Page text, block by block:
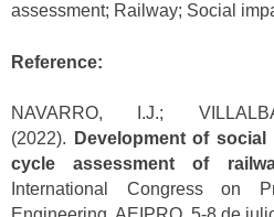
assessment; Railway; Social
Reference:
NAVARRO, I.J.;
(2022).
Development of
cycle assessment of
International Congress on